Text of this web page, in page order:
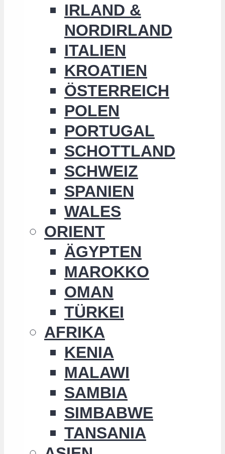
IRLAND &
NORDIRLAND
ITALIEN
KROATIEN
ÖSTERREICH
POLEN
PORTUGAL
SCHOTTLAND
SCHWEIZ
SPANIEN
WALES
ORIENT
ÄGYPTEN
MAROKKO
OMAN
TÜRKEI
AFRIKA
KENIA
MALAWI
SAMBIA
SIMBABWE
TANSANIA